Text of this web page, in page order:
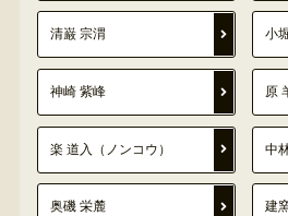
清巌 宗渭 小
神崎 紫峰 原
楽 道入（ノンコウ） 中
奥磯 栄麓 建